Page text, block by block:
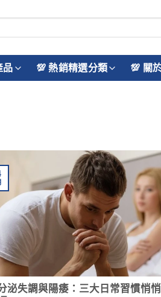
品 💯 熱銷精選分類 💯 關
泌失調與陽痿：三大日常習慣悄